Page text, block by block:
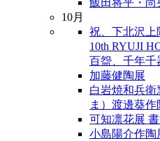
10月
祝、下北沢
10th RYUJI
百盌、千年千
加藤健陶展
白岩焼和兵
ま）渡邊葵作
可知凛花展
小島陽介作陶